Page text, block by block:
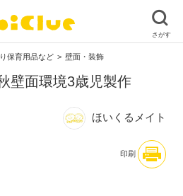
保育用品など 壁面・装飾
壁面環境3歳児製作
ほいくるメイト
印刷